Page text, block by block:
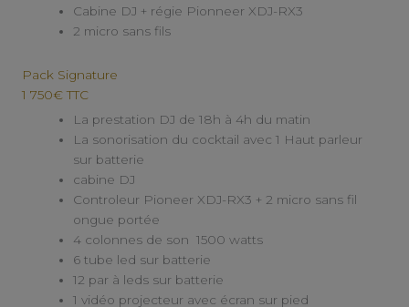
Cabine DJ + régie Pionneer XDJ-RX3
2 micro sans fils
Pack Signature
1 750€ TTC
La prestation DJ de 18h à 4h du matin
La sonorisation du cocktail avec 1 Haut parleur
sur batterie
cabine DJ
Controleur Pioneer XDJ-RX3 + 2 micro sans fil
ongue portée
4 colonnes de son 1500 watts
6 tube led sur batterie
12 par à leds sur batterie
1 vidéo projecteur avec écran sur pied